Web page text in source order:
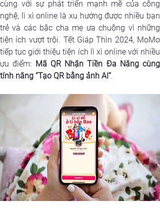
cùng với sự phát triển mạnh mẽ của công
nghệ, lì xì online là xu hướng được nhiều bạn
trẻ và các bậc cha mẹ ưa chuộng vì những
tiện ích vượt trội. Tết Giáp Thìn 2024, MoMo
tiếp tục giới thiệu tiện ích lì xì online với nhiều
ưu điểm: Mã QR Nhận Tiền Đa Năng cùng
tính năng “Tạo QR bằng ảnh AI”.